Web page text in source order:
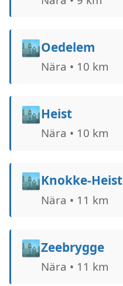
🏙️Oedelem
Nära • 10 km
🏙️Heist
Nära • 10 km
🏙️Knokke-Heist
Nära • 11 km
🏙️Zeebrygge
Nära • 11 km